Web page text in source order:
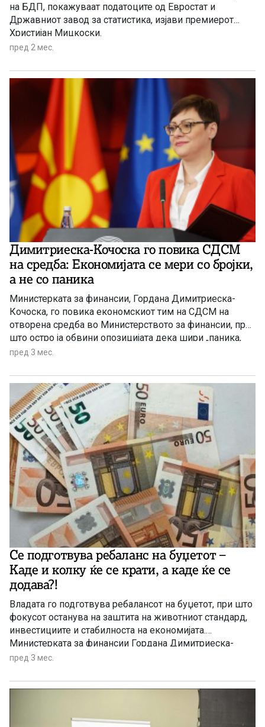
на БДП, покажуваат податоците од Евростат и
Државниот завод за статистика, изјави премиерот
Христијан Мицкоски.
пред 2 мес.
Димитриеска-Кочоска го повика СДСМ
на средба: Економијата се мери со бројки,
а не со паника
Министерката за финансии, Гордана Димитриеска-
Кочоска, го повика економскиот тим на СДСМ на
отворена средба во Министерството за финансии, при
што остро ја обвини опозицијата дека шири „паника,
невистини и политички конструкции“ за економската
пред 3 мес.
Се подготвува ребаланс на буџетот –
Каде и колку ќе се крати, а каде ќе се
додава?!
Владата го подготвува ребалансот на буџетот, при што
фокусот останува на заштита на животниот стандард,
инвестициите и стабилноста на економијата.
Министерката за финансии Гордана Димитриеска-
Кочоска нагласува дека кратења ќе има, но тие нема
економски раст.
пред 3 мес.